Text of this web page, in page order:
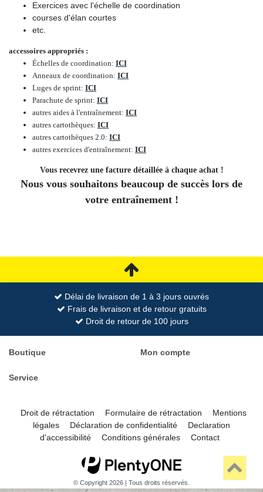
Exercices avec l'échelle de coordination
courses d'élan courtes
etc.
accessoires appropriés :
Échelles de coordination: ICI
Anneaux de coordination: ICI
Luges de sprint: ICI
Parachute de sprint: ICI
autres aides à l'entraînement: ICI
autres cartothèques: ICI
autres cartothèques 2.0: ICI
autres exercices d'entraînement: ICI
Vous recevrez une facture détaillée à chaque achat !
Nous vous souhaitons beaucoup de succès lors de
votre entraînement !
Délai de livraison de 1 à 3 jours ouvrés
Frais de livraison et de retour gratuits
Droit de retour de 100 jours
Boutique Mon compte
Service
Droit de rétractation Formulaire de rétractation
Mentions
légales
Déclaration de confidentialité
Declaration
d'accessibilité
Conditions générales Contact
© Copyright 2026 | Tous droits réservés.